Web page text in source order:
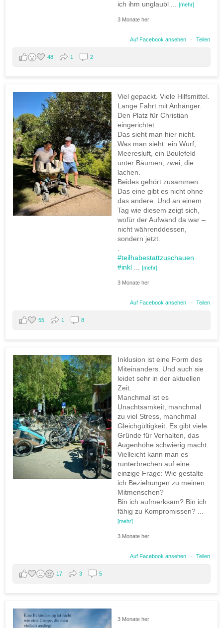
ich ihm unglaubl ... [mehr]
3 Monate her
Auf Facebook ansehen · Teilen
48 1 2
Viel gepackt. Viele Hilfsmittel.
Lange Fahrt mit Anhänger.
Den Platz für Christian
eingerichtet.
Das sieht man hier nicht.
Was man sieht: ein Wurf,
Meeresluft, ein Boulefeld
unter Bäumen, zwei, die
lachen.
Beides gehört zusammen.
Das eine gibt es nicht ohne
das andere. Und an einem
Tag wie diesem zeigt sich,
wofür der Aufwand da war –
nicht währenddessen,
sondern jetzt.
.
#teilhabestattzuschauen
#inkl ... [mehr]
3 Monate her
Auf Facebook ansehen · Teilen
55 1 8
Inklusion ist eine Form des
Miteinanders. Und auch sie
leidet sehr in der aktuellen
Zeit.
Manchmal ist es
Unachtsamkeit, manchmal
zu viel Stress, manchmal
Gleichgültigkeit. Es gibt viele
Gründe für Verhalten, das
Augenhöhe schwierig macht.
Vielleicht kann man es
runterbrechen auf eine
einzige Frage: Wie gestalte
ich Beziehungen zu meinen
Mitmenschen?
Bin ich aufmerksam? Bin ich
fähig zu Kompromissen? ...
[mehr]
3 Monate her
Auf Facebook ansehen · Teilen
17 3 5
3 Monate her